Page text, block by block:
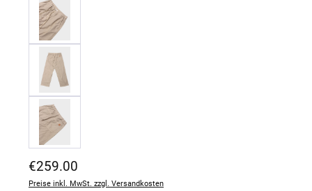
Regulärer Preis:
€259.00
Preise inkl. MwSt. zzgl. Versandkosten